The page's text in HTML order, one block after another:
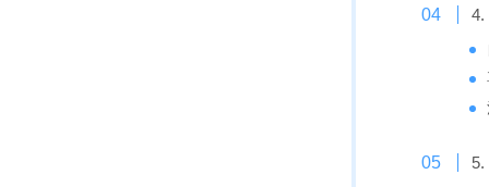
4.